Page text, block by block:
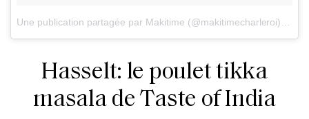
Une publication partagée par Makitime (@makitimecharleroi)
le
Hasselt: le poulet tikka
masala de Taste of India